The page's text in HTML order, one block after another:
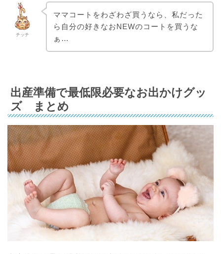
チッチ
ママコートをわざわざ買うなら、私だった
ら自分の好きなおNEWのコートを買うな
ぁ…
出産準備で最低限必要なお出かけグッ
ズ まとめ